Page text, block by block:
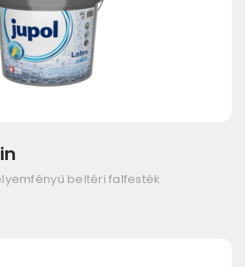
beltéri falfesték